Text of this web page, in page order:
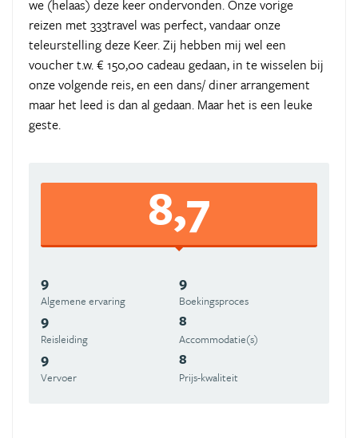
we (helaas) deze keer ondervonden. Onze vorige
reizen met 333travel was perfect, vandaar onze
teleurstelling deze Keer. Zij hebben mij wel een
voucher t.w. € 150,00 cadeau gedaan, in te wisselen bij
onze volgende reis, en een dans/ diner arrangement
maar het leed is dan al gedaan. Maar het is een leuke
geste.
8,7
9
Algemene ervaring
9
Boekingsproces
9
Reisleiding
8
Accommodatie(s)
9
Vervoer
8
Prijs-kwaliteit